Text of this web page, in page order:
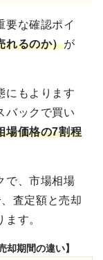
要な確認ポイ
れるのか）が
にもよります
バックで買い
場価格の7割程
で、市場相場
査定額と売却
す。
却期間の違い】